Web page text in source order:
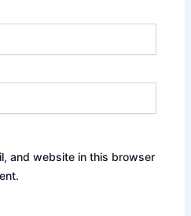
and website in this browser